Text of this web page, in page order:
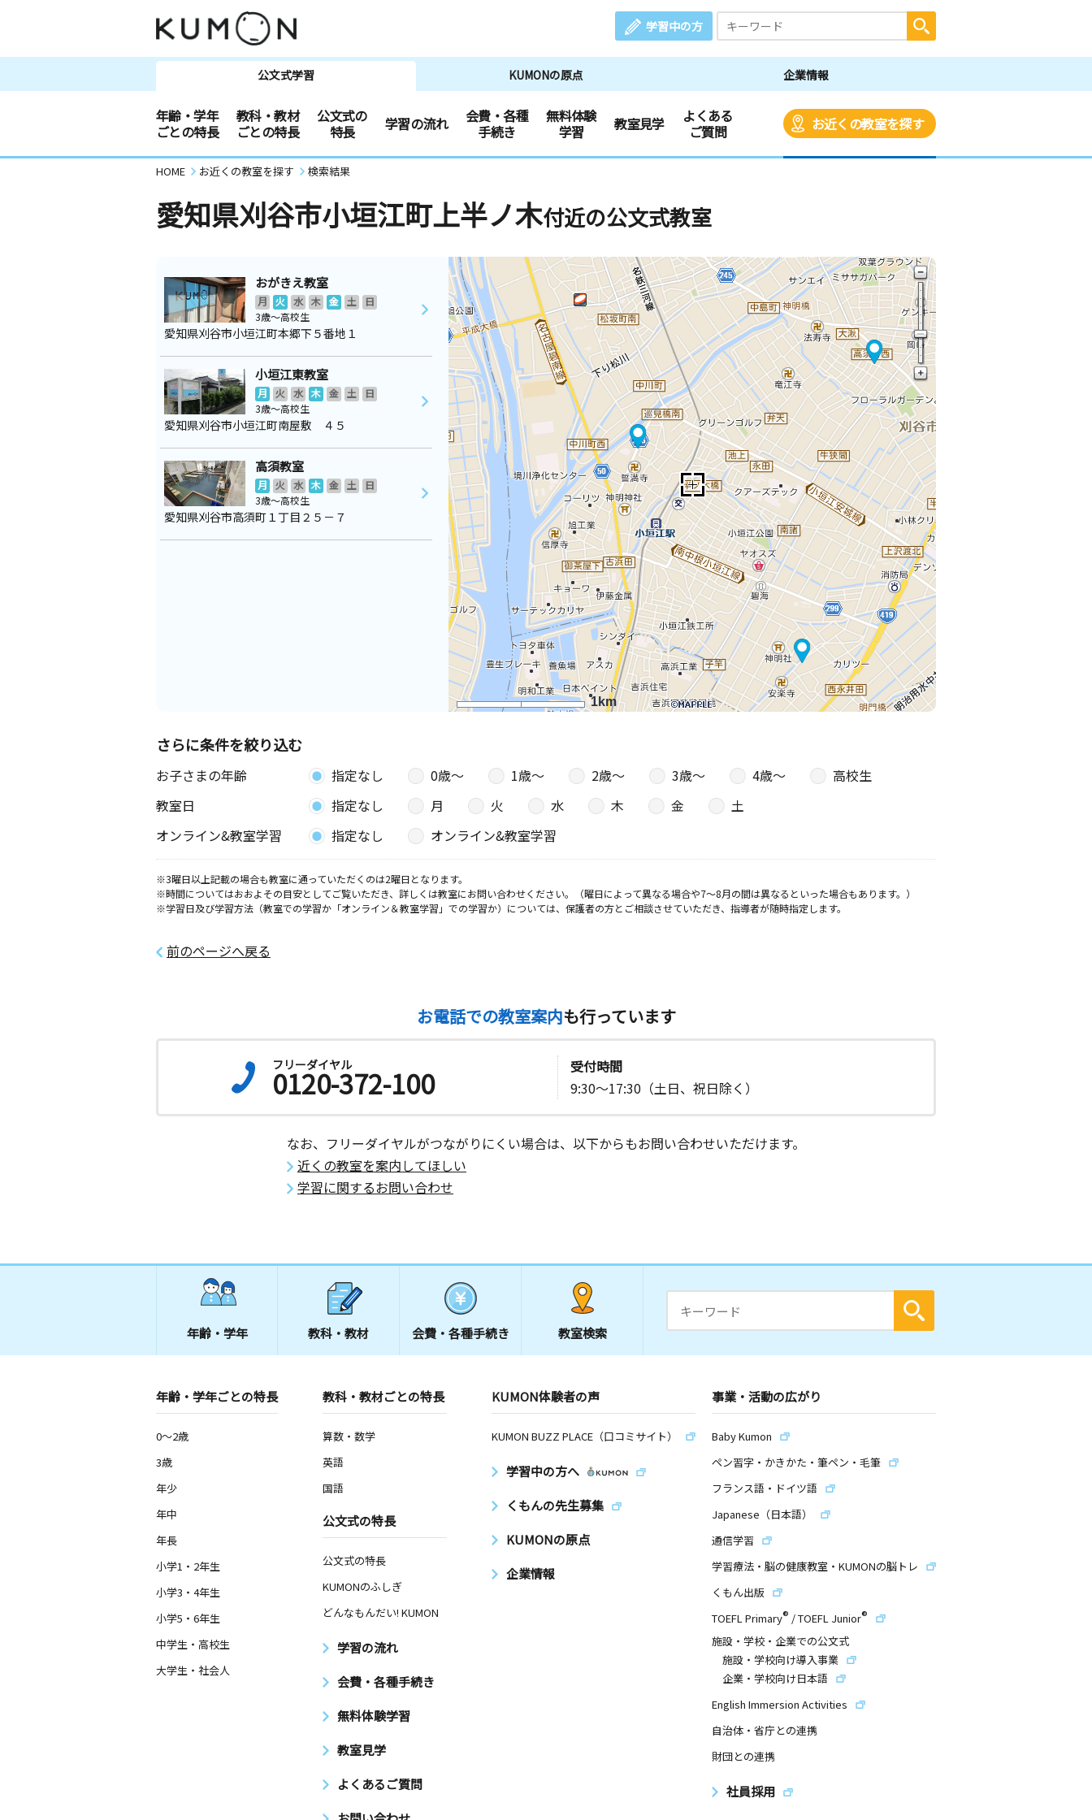
学習中の方
公文式学習 KUMONの原点 企業情報
年齢・学年
ごとの特長
教科・教材
ごとの特長
公文式の
特長
学習の流れ
会費・各種
手続き
無料体験
学習
教室見学
よくある
ご質問
お近くの教室を探す
HOME お近くの教室を探す 検索結果
愛知県刈谷市小垣江町上半ノ木付近の公文式教室
1km
おがきえ教室
月 火 水 木 金 土
日
3歳～高校生
愛知県刈谷市小垣江町本郷下５番地１
小垣江東教室
月 火 水 木 金 土
日
3歳～高校生
愛知県刈谷市小垣江町南屋敷 ４５
高須教室
月 火 水 木 金 土
日
3歳～高校生
愛知県刈谷市高須町１丁目２５－７
さらに条件を絞り込む
お子さまの年齢 指定なし 0歳〜 1歳〜 2歳〜 3歳〜 4歳〜
高校生
教室日
指定なし 月 火 水 木 金
土
オンライン&教室学習
指定なし オンライン&教室学習
※3曜日以上記載の場合も教室に通っていただくのは2曜日となります。
※時間についてはおおよその目安としてご覧いただき、詳しくは教室にお問い合わせください。（曜日によって異なる場合や7～8月の間は異なるといった場合もあります。）
※学習日及び学習方法（教室での学習か「オンライン＆教室学習」での学習か）については、保護者の方とご相談させていただき、指導者が随時指定します。
前のページへ戻る
お電話での教室案内も行っています
フリーダイヤル
0120-372-100
受付時間
9:30～17:30（土日、祝日除く）
なお、フリーダイヤルがつながりにくい場合は、以下からもお問い合わせいただけます。
近くの教室を案内してほしい
学習に関するお問い合わせ
年齢・学年 教科・教材 会費・ 各種手続き 教室検索
年齢・学年ごとの特長
0～2歳
3歳
年少
年中
年長
小学1・2年生
小学3・4年生
小学5・6年生
中学生・高校生
大学生・社会人
教科・教材ごとの特長
算数・数学
英語
国語
公文式の特長
公文式の特長
KUMONのふしぎ
どんなもんだい! KUMON
学習の流れ
会費・各種手続き
無料体験学習
教室見学
よくあるご質問
KUMON体験者の声
KUMON BUZZ PLACE（口コミサイト）
学習中の方へ
くもんの先生募集
KUMONの原点
企業情報
事業・活動の広がり
Baby Kumon
ペン習字・かきかた・筆ペン・毛筆
フランス語・ドイツ語
Japanese（日本語）
通信学習
学習療法・脳の健康教室・KUMONの脳トレ
くもん出版
TOEFL Primary® /TOEFL Junior®
施設・学校・企業での公文式
施設・学校向け導入事業
企業・学校向け日本語
English Immersion Activities
自治体・省庁との連携
財団との連携
社員採用